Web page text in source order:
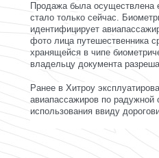
Продажа была осуществлена
стало только сейчас.
идентифицирует
фото лица путешественника
хранящейся в чипе
владельцу документа
Ранее в Хитроу
авиапассажиров по радужной
использования ввиду